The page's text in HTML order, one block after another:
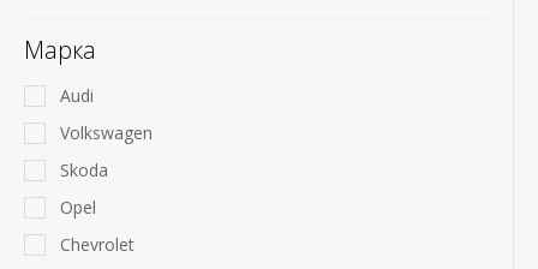
Марка
Audi
Volkswagen
Skoda
Opel
Chevrolet